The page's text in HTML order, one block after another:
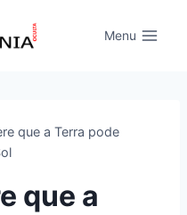
Menu
que a Terra pode
que a